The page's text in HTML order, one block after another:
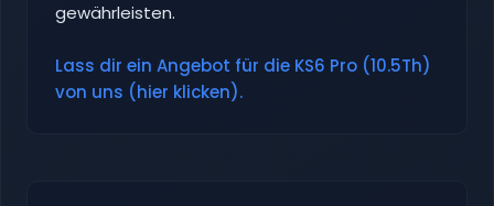
gewährleisten.
Lass dir ein Angebot für die KS6 Pro (10.5Th)
von uns (hier klicken).